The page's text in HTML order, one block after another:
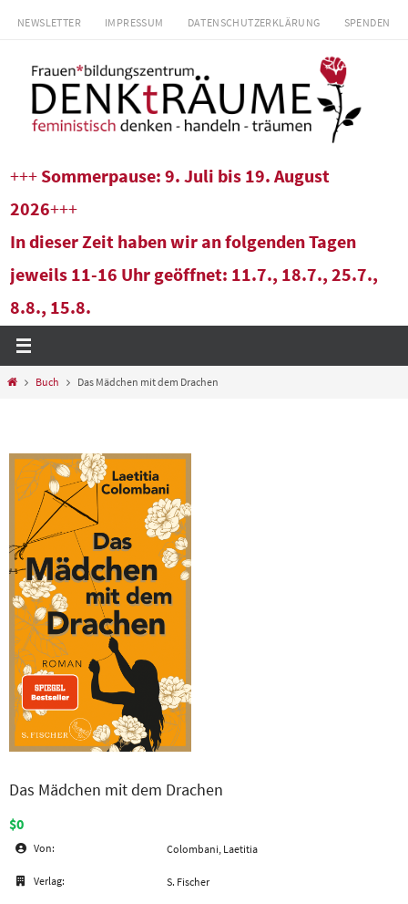
Zum
springen
NEWSLETTER IMPRESSUM DATENSCHUTZERKLÄRUNG SPENDEN
+++ Sommerpause: 9. Juli bis 19. August
2026+++
In dieser Zeit haben wir an folgenden Tagen
jeweils 11-16 Uhr geöffnet: 11.7., 18.7., 25.7.,
8.8., 15.8.
StartBuch Das Mädchen mit dem Drachen
Das Mädchen mit dem Drachen
$0
Von: Colombani, Laetitia
Verlag: S. Fischer